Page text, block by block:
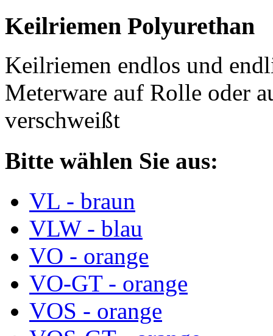
Keilriemen Polyurethan
Keilriemen endlos und
Meterware auf Rolle oder
verschweißt
Bitte wählen Sie aus:
VL - braun
VLW - blau
VO - orange
VO-GT - orange
VOS - orange